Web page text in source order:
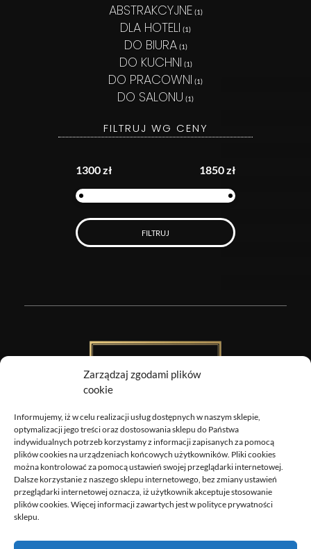
Zarządzaj zgodami plików
cookie
Informujemy, iż w celu realizacji usług dostępnych w naszym sklepie,
optymalizacji jego treści oraz dostosowania sklepu do Państwa
indywidualnych potrzeb korzystamy z informacji zapisanych za pomocą
plików cookies na urządzeniach końcowych użytkowników. Pliki cookies
można kontrolować za pomocą ustawień swojej przeglądarki internetowej.
Dalsze korzystanie z naszego sklepu internetowego, bez zmiany ustawień
przeglądarki internetowej oznacza, iż użytkownik akceptuje stosowanie
plików cookies. Więcej informacji zawartych jest w polityce prywatności
sklepu.
ABSTRAKCYJNE (1)
DLA HOTELI (1)
DO BIURA (1)
DO KUCHNI (1)
DO PRACOWNI (1)
DO SALONU (1)
FILTRUJ WG CENY
1300 zł 1850 zł
FILTRUJ
Obrazy Sztuki
DOSTAWA
ZWROTY I REKLAMACJE
REGULAMIN
POLITYKA PRYWATNOŚCI